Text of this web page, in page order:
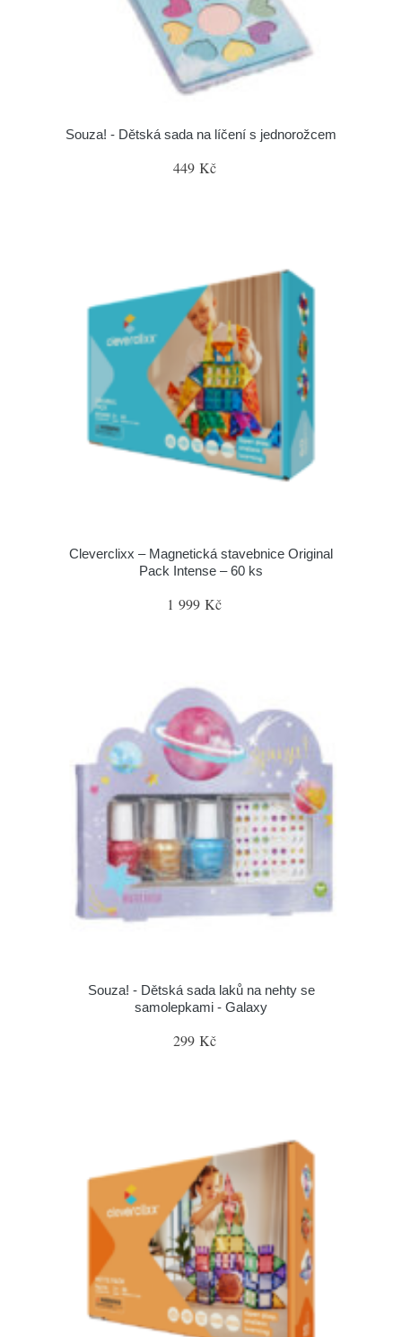
Souza! - Dětská sada na líčení s jednorožcem
449 Kč
Cleverclixx – Magnetická stavebnice Original
Pack Intense – 60 ks
1 999 Kč
Souza! - Dětská sada laků na nehty se
samolepkami - Galaxy
299 Kč